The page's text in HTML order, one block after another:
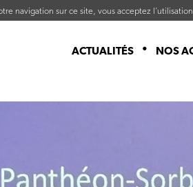
navigation sur ce site, vous acceptez
ACTUALITÉS NOS